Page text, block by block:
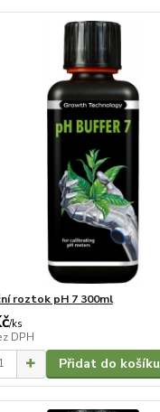
roztok pH 7 300ml
/ks
DPH
Přidat do košíku